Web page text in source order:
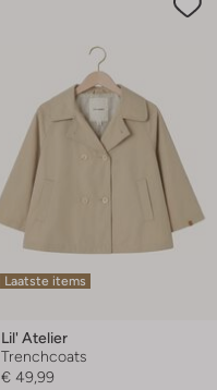
Laatste items
Lil' Atelier
Trenchcoats
€ 49,99